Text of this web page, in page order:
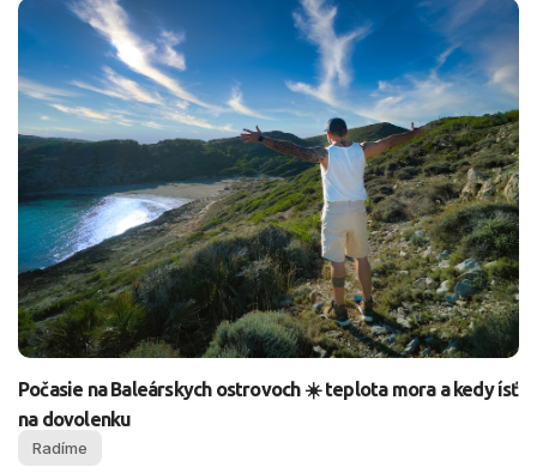
Počasie na Baleárskych ostrovoch ☀️ teplota mora a kedy ísť
na dovolenku
Radíme